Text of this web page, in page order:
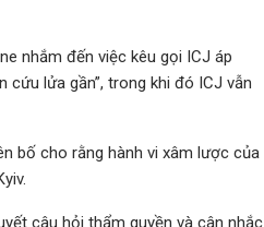
nhắm đến việc kêu gọi ICJ áp
lửa gần”, trong khi đó ICJ vẫn
bố cho rằng hành vi xâm lược của
câu hỏi thẩm quyền và cân nhắc